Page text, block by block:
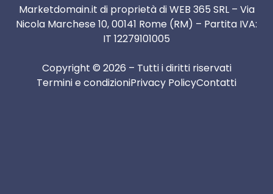
Marketdomain.it di proprietà di WEB 365 SRL – Via
Nicola Marchese 10, 00141 Rome (RM) – Partita IVA:
IT 12279101005
Copyright © 2026 – Tutti i diritti riservati
Termini e condizioniPrivacy PolicyContatti